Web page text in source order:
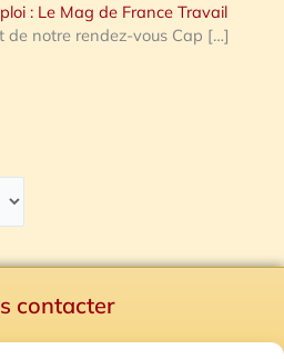
: Le Mag de France Travail
de notre rendez-vous Cap […]
contacter